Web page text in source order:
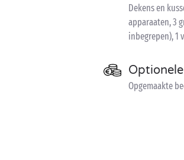
Dekens en
apparaaten, 3
inbegrepen), 1
Opgemaakte